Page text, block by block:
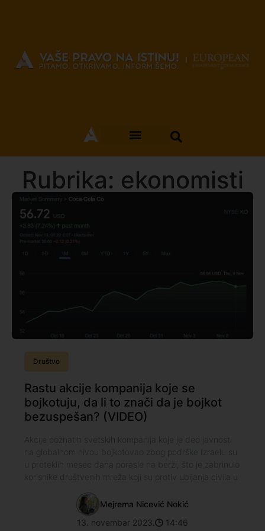
Rubrika: ekonomisti
Društvo
Rastu akcije kompanija koje se
bojkotuju, da li to znači da je bojkot
bezuspešan? (VIDEO)
Mejrema Nicević Nokić
13. novembar 2023.
14:46